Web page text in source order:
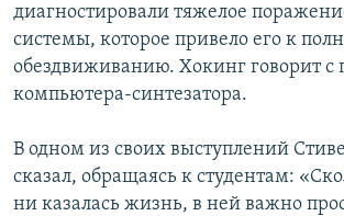
диагностировали тяжелое
системы, которое привело его к
обездвиживанию. Хокинг говорит
компьютера-синтезатора.
В одном из своих выступлений
сказал, обращаясь к студентам:
ни казалась жизнь, в ней важно